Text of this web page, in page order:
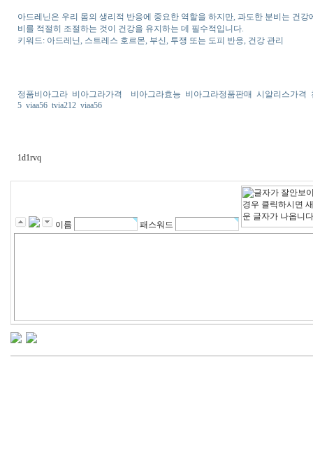
아드레닌은 우리 몸의 생리적 반응에 중요한 역할을 하지만, 과도한 분비는 건
비를 적절히 조절하는 것이 건강을 유지하는 데 필수적입니다.
키워드: 아드레닌, 스트레스 호르몬, 부신, 투쟁 또는 도피 반응, 건강 관리
정품비아그라 비아그라가격 비아그라효능 비아그라정품판매 시알리스가격
5 viaa56 tvia212 viaa56
1d1rvq
이름 패스워드